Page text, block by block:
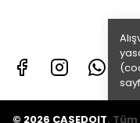
© 2026 CASEDOIT.